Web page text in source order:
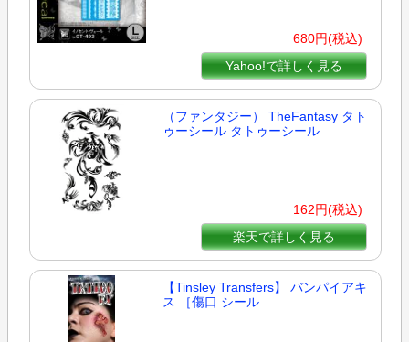
680円(税込)
Yahoo!で詳しく見る
（ファンタジー） TheFantasy タト
ゥーシール タトゥーシール
162円(税込)
楽天で詳しく見る
【Tinsley Transfers】 バンパイアキ
ス ［傷口 シール